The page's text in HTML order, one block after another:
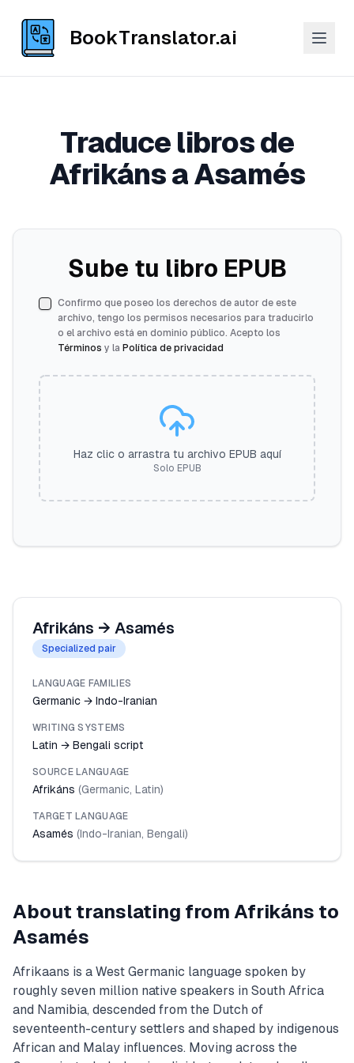
BookTranslator.ai
Traduce libros de
Afrikáns a Asamés
Sube tu libro EPUB
Confirmo que poseo los derechos de autor de este
archivo, tengo los permisos necesarios para traducirlo
o el archivo está en dominio público. Acepto los
Términos y la Política de privacidad
Haz clic o arrastra tu archivo EPUB aquí
Solo EPUB
Afrikáns → Asamés
Specialized pair
LANGUAGE FAMILIES
Germanic → Indo-Iranian
WRITING SYSTEMS
Latin → Bengali script
SOURCE LANGUAGE
Afrikáns (Germanic, Latin)
TARGET LANGUAGE
Asamés (Indo-Iranian, Bengali)
About translating from Afrikáns to
Asamés
Afrikaans is a West Germanic language spoken by
roughly seven million native speakers in South Africa
and Namibia, descended from the Dutch of
seventeenth-century settlers and shaped by indigenous
African and Malay influences. Moving across the